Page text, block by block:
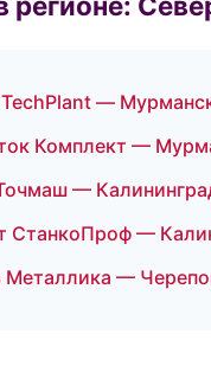
—
Комплект —
—
СтанкоПроф —
—